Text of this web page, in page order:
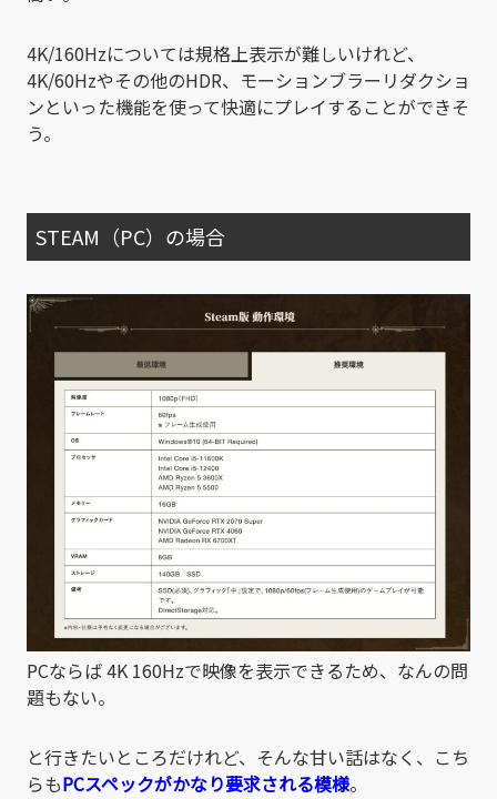
4K/160Hzについては規格上表示が難しいけれど、
4K/60Hzやその他のHDR、 モーションブラーリダクショ
ンといった機能を使って快適にプレイすることができそ
う。
STEAM（PC）の場合
PCならば 4K 160Hzで映像を表示できるため、なんの問
題もない。
と行きたいところだけれど、そんな甘い話はなく、こち
らもPCスペックがかなり要求される模様。